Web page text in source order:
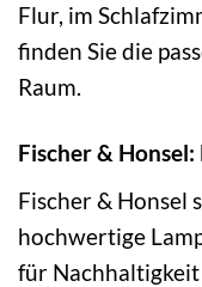
Flur, im
finden Sie die
Raum.
Fischer &
Fischer & Honsel
hochwertige
für